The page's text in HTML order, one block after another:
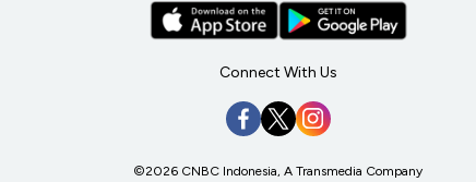
Connect With Us
©2026 CNBC Indonesia, A Transmedia Company